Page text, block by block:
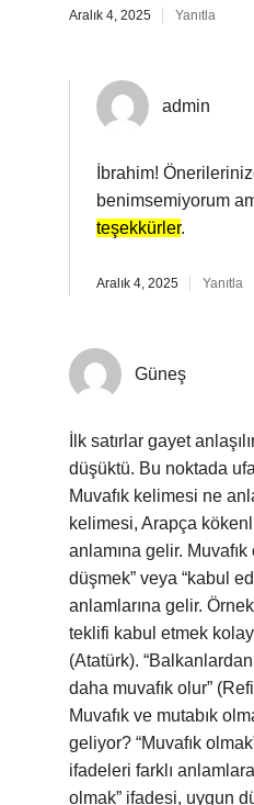
Aralık 4, 2025 Yanıtla
admin
İbrahim!
benimsemiyorum
teşekkürler.
Aralık 4, 2025 Yanıtla
Güneş
İlk satırlar gayet
düşüktü. Bu noktada
Muvafık kelimesi ne
kelimesi, Arapça
anlamına gelir.
düşmek” veya “kabul
anlamlarına gelir.
teklifi kabul etmek
(Atatürk).
daha muvafık olur”
Muvafık ve mutabık
geliyor? “Muvafık
ifadeleri farklı
olmak” ifadesi, uygun